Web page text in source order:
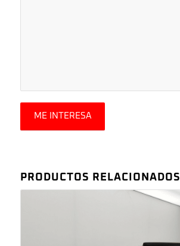
PRODUCTOS RELACIONADOS